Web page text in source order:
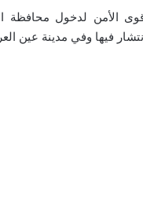
قوى الأمن لدخول محافظة
فيها وفي مدينة